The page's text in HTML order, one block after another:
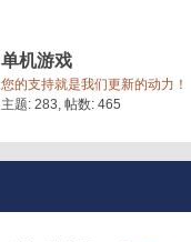
单机游戏
您的支持就是我们更新的动力！
主题: 283, 帖数: 465